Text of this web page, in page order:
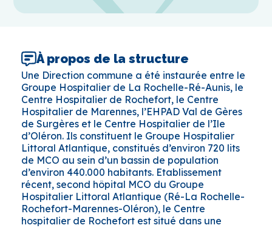
À propos de la structure
Une Direction commune a été instaurée entre le
Groupe Hospitalier de La Rochelle-Ré-Aunis, le
Centre Hospitalier de Rochefort, le Centre
Hospitalier de Marennes, l’EHPAD Val de Gères
de Surgères et le Centre Hospitalier de l’Ile
d’Oléron. Ils constituent le Groupe Hospitalier
Littoral Atlantique, constitués d’environ 720 lits
de MCO au sein d’un bassin de population
d’environ 440.000 habitants. Etablissement
récent, second hôpital MCO du Groupe
Hospitalier Littoral Atlantique (Ré-La Rochelle-
Rochefort-Marennes-Oléron), le Centre
hospitalier de Rochefort est situé dans une